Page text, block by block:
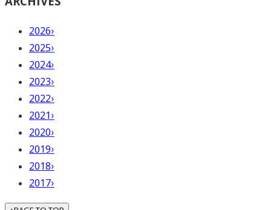
2026›
2025›
2024›
2023›
2022›
2021 ›
2020›
2019›
2018›
2017›